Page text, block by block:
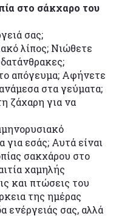
στο σάκχαρο του
σας;
λίπος; Νιώθετε
απόγευμα; Αφήνετε
στα γεύματα;
ζάχαρη για να
για εσάς; Αυτά είναι
σακχάρου στο
χαμηλής
και πτώσεις του
της ημέρας
ενέργειάς σας, αλλά